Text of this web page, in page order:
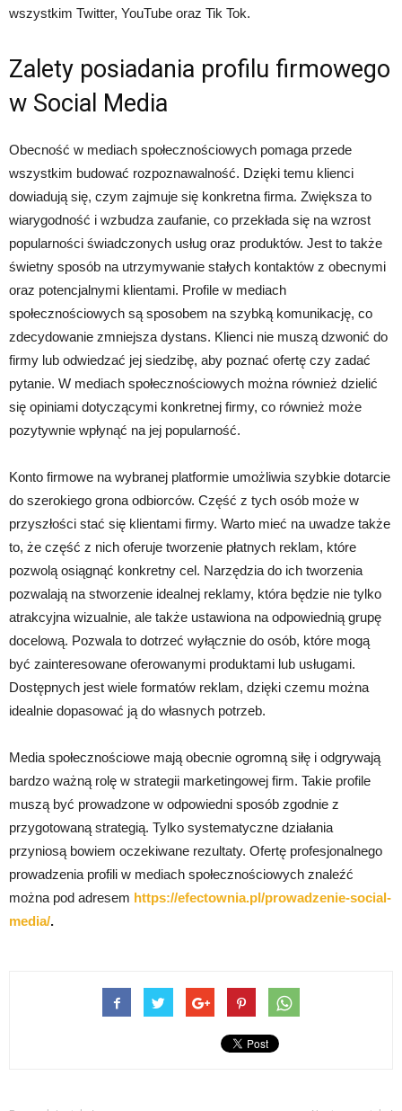
wszystkim Twitter, YouTube oraz Tik Tok.
Zalety posiadania profilu firmowego
w Social Media
Obecność w mediach społecznościowych pomaga przede
wszystkim budować rozpoznawalność. Dzięki temu klienci
dowiadują się, czym zajmuje się konkretna firma. Zwiększa to
wiarygodność i wzbudza zaufanie, co przekłada się na wzrost
popularności świadczonych usług oraz produktów. Jest to także
świetny sposób na utrzymywanie stałych kontaktów z obecnymi
oraz potencjalnymi klientami. Profile w mediach
społecznościowych są sposobem na szybką komunikację, co
zdecydowanie zmniejsza dystans. Klienci nie muszą dzwonić do
firmy lub odwiedzać jej siedzibę, aby poznać ofertę czy zadać
pytanie. W mediach społecznościowych można również dzielić
się opiniami dotyczącymi konkretnej firmy, co również może
pozytywnie wpłynąć na jej popularność.
Konto firmowe na wybranej platformie umożliwia szybkie dotarcie
do szerokiego grona odbiorców. Część z tych osób może w
przyszłości stać się klientami firmy. Warto mieć na uwadze także
to, że część z nich oferuje tworzenie płatnych reklam, które
pozwolą osiągnąć konkretny cel. Narzędzia do ich tworzenia
pozwalają na stworzenie idealnej reklamy, która będzie nie tylko
atrakcyjna wizualnie, ale także ustawiona na odpowiednią grupę
docelową. Pozwala to dotrzeć wyłącznie do osób, które mogą
być zainteresowane oferowanymi produktami lub usługami.
Dostępnych jest wiele formatów reklam, dzięki czemu można
idealnie dopasować ją do własnych potrzeb.
Media społecznościowe mają obecnie ogromną siłę i odgrywają
bardzo ważną rolę w strategii marketingowej firm. Takie profile
muszą być prowadzone w odpowiedni sposób zgodnie z
przygotowaną strategią. Tylko systematyczne działania
przyniosą bowiem oczekiwane rezultaty. Ofertę profesjonalnego
prowadzenia profili w mediach społecznościowych znaleźć
można pod adresem https://efectownia.pl/prowadzenie-social-
media/.